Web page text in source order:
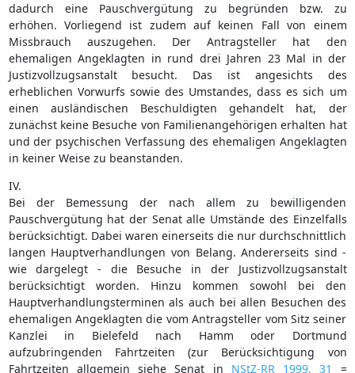
dadurch eine Pauschvergütung zu begründen bzw. zu
erhöhen. Vorliegend ist zudem auf keinen Fall von einem
Missbrauch auszugehen. Der Antragsteller hat den
ehemaligen Angeklagten in rund drei Jahren 23 Mal in der
Justizvollzugsanstalt besucht. Das ist angesichts des
erheblichen Vorwurfs sowie des Umstandes, dass es sich um
einen ausländischen Beschuldigten gehandelt hat, der
zunächst keine Besuche von Familienangehörigen erhalten hat
und der psychischen Verfassung des ehemaligen Angeklagten
in keiner Weise zu beanstanden.
IV.
Bei der Bemessung der nach allem zu bewilligenden
Pauschvergütung hat der Senat alle Umstände des Einzelfalls
berücksichtigt. Dabei waren einerseits die nur durchschnittlich
langen Hauptverhandlungen von Belang. Andererseits sind -
wie dargelegt - die Besuche in der Justizvollzugsanstalt
berücksichtigt worden. Hinzu kommen sowohl bei den
Hauptverhandlungsterminen als auch bei allen Besuchen des
ehemaligen Angeklagten die vom Antragsteller vom Sitz seiner
Kanzlei in Bielefeld nach Hamm oder Dortmund
aufzubringenden Fahrtzeiten (zur Berücksichtigung von
Fahrtzeiten allgemein siehe Senat in NStZ-RR 1999, 31
=